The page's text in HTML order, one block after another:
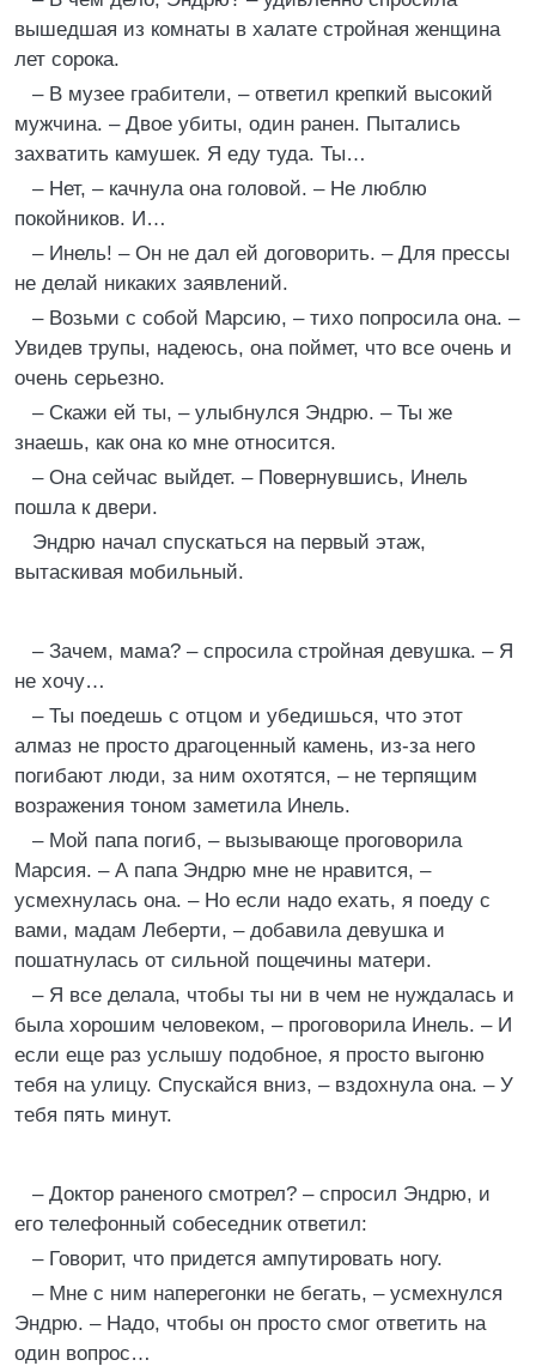
вышедшая из комнаты в халате стройная женщина
лет сорока.
– В музее грабители, – ответил крепкий высокий
мужчина. – Двое убиты, один ранен. Пытались
захватить камушек. Я еду туда. Ты…
– Нет, – качнула она головой. – Не люблю
покойников. И…
– Инель! – Он не дал ей договорить. – Для прессы
не делай никаких заявлений.
– Возьми с собой Марсию, – тихо попросила она. –
Увидев трупы, надеюсь, она поймет, что все очень и
очень серьезно.
– Скажи ей ты, – улыбнулся Эндрю. – Ты же
знаешь, как она ко мне относится.
– Она сейчас выйдет. – Повернувшись, Инель
пошла к двери.
Эндрю начал спускаться на первый этаж,
вытаскивая мобильный.
– Зачем, мама? – спросила стройная девушка. – Я
не хочу…
– Ты поедешь с отцом и убедишься, что этот
алмаз не просто драгоценный камень, из-за него
погибают люди, за ним охотятся, – не терпящим
возражения тоном заметила Инель.
– Мой папа погиб, – вызывающе проговорила
Марсия. – А папа Эндрю мне не нравится, –
усмехнулась она. – Но если надо ехать, я поеду с
вами, мадам Леберти, – добавила девушка и
пошатнулась от сильной пощечины матери.
– Я все делала, чтобы ты ни в чем не нуждалась и
была хорошим человеком, – проговорила Инель. – И
если еще раз услышу подобное, я просто выгоню
тебя на улицу. Спускайся вниз, – вздохнула она. – У
тебя пять минут.
– Доктор раненого смотрел? – спросил Эндрю, и
его телефонный собеседник ответил:
– Говорит, что придется ампутировать ногу.
– Мне с ним наперегонки не бегать, – усмехнулся
Эндрю. – Надо, чтобы он просто смог ответить на
один вопрос…